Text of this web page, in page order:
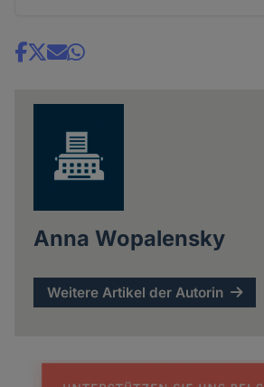
Share
Anna Wopalensky
Weitere Artikel der Autorin